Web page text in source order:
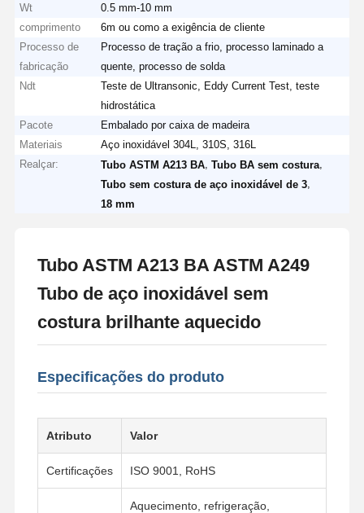
Wt
0.5 mm-10 mm
comprimento
6m ou como a exigência de cliente
Processo de
fabricação
Processo de tração a frio, processo laminado a
quente, processo de solda
Ndt
Teste de Ultransonic, Eddy Current Test, teste
hidrostática
Pacote
Embalado por caixa de madeira
Materiais
Aço inoxidável 304L, 310S, 316L
Realçar:
Tubo ASTM A213 BA ,Tubo BA sem costura
Tubo sem costura de aço inoxidável de 3
18 mm
Tubo ASTM A213 BA ASTM A249
Tubo de aço inoxidável sem
costura brilhante aquecido
Especificações do produto
Atributo Valor
Certificações ISO 9001, RoHS
Aquecimento, refrigeração,